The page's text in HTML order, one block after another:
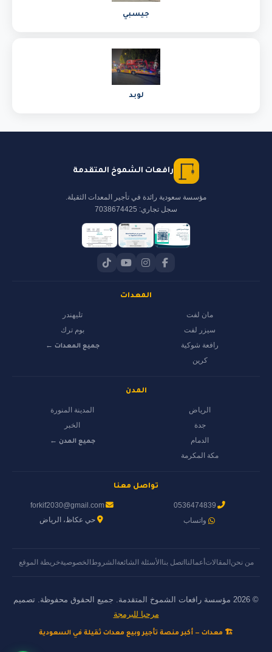
جيسبي
لوبد
رافعات الشموخ المتقدمة
مؤسسة سعودية رائدة في تأجير المعدات الثقيلة.
سجل تجاري: 7038674425
المعدات
مان لفت
سيزر لفت
رافعة شوكية
كرين
تليهندر
بوم ترك
جميع المعدات ←
المدن
الرياض
جدة
الدمام
مكة المكرمة
المدينة المنورة
الخبر
جميع المدن ←
تواصل معنا
0536474839
واتساب
forkif2030@gmail.com
حي عكاظ، الرياض
من نحن المقالات أعمالنا اتصل بنا الأسئلة الشائعة الشروط الخصوصيةخريطة الموقع
© 2026 مؤسسة رافعات الشموخ المتقدمة. جميع الحقوق محفوظة. تصميم
مرحبا للبرمجة
🏗️ معدات — أكبر منصة تأجير وبيع معدات ثقيلة في السعودية